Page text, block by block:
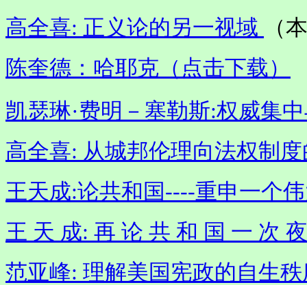
高全喜: 正义论的另一视域
（
陈奎德：哈耶克（点击下载）
凯瑟琳·费明－塞勒斯:权威集
高全喜: 从城邦伦理向法权制
王天成:论共和国----重申一个
王 天 成: 再 论 共 和 国 一 次
范亚峰: 理解美国宪政的自生